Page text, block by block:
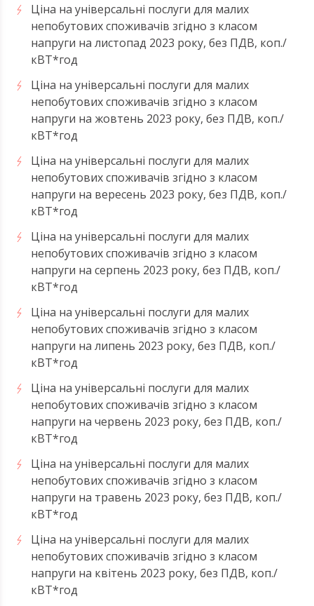
Ціна на універсальні послуги для малих
непобутових споживачів згідно з класом
напруги на листопад 2023 року, без ПДВ, коп./
кВТ*год
Ціна на універсальні послуги для малих
непобутових споживачів згідно з класом
напруги на жовтень 2023 року, без ПДВ, коп./
кВТ*год
Ціна на універсальні послуги для малих
непобутових споживачів згідно з класом
напруги на вересень 2023 року, без ПДВ, коп./
кВТ*год
Ціна на універсальні послуги для малих
непобутових споживачів згідно з класом
напруги на серпень 2023 року, без ПДВ, коп./
кВТ*год
Ціна на універсальні послуги для малих
непобутових споживачів згідно з класом
напруги на липень 2023 року, без ПДВ, коп./
кВТ*год
Ціна на універсальні послуги для малих
непобутових споживачів згідно з класом
напруги на червень 2023 року, без ПДВ, коп./
кВТ*год
Ціна на універсальні послуги для малих
непобутових споживачів згідно з класом
напруги на травень 2023 року, без ПДВ, коп./
кВТ*год
Ціна на універсальні послуги для малих
непобутових споживачів згідно з класом
напруги на квітень 2023 року, без ПДВ, коп./
кВТ*год